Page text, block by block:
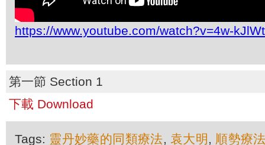
https://www.youtube.com/watch?v=4w-
第一節 Section 1
下載 Download
Tags: 靈丹妙藥的同類療法, 袁大明 , 順勢療